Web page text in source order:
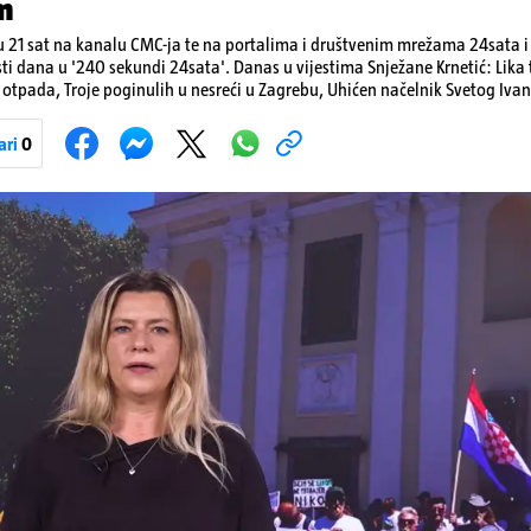
21 sat na kanalu CMC-ja te na portalima i društvenim mrežama 24sata
dana u '240 sekundi 24sata'. Danas u vijestima Snježane Krnetić: Lika
Troje poginulih u nesreći u Zagrebu, Uhićen načelnik Svetog
0
Pokretanje videa...